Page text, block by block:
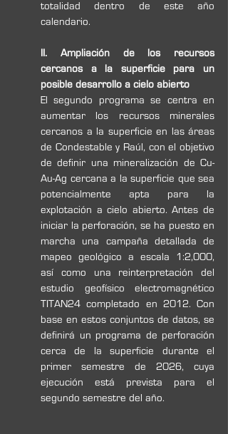
totalidad dentro de este año
calendario.
II. Ampliación de los recursos
cercanos a la superficie para un
posible desarrollo a cielo abierto
El segundo programa se centra en
aumentar los recursos minerales
cercanos a la superficie en las áreas
de Condestable y Raúl, con el objetivo
de definir una mineralización de Cu-
Au-Ag cercana a la superficie que sea
potencialmente apta para la
explotación a cielo abierto. Antes de
iniciar la perforación, se ha puesto en
marcha una campaña detallada de
mapeo geológico a escala 1:2,000,
así como una reinterpretación del
estudio geofísico electromagnético
TITAN24 completado en 2012. Con
base en estos conjuntos de datos, se
definirá un programa de perforación
cerca de la superficie durante el
primer semestre de 2026, cuya
ejecución está prevista para el
segundo semestre del año.